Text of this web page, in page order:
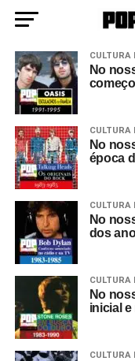
CULTURA
No
CULTURA
No
época
CULTURA
No
dos
CULTURA
No
inicial
CULTURA